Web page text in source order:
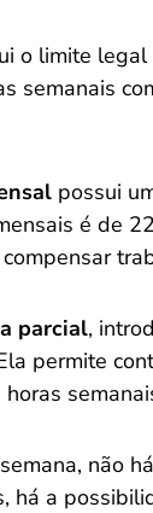
o limite legal
semanais
possui
é de
parcial,
permite
não
há a